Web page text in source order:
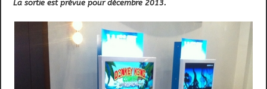
La sortie est prévue pour décembre 2013.